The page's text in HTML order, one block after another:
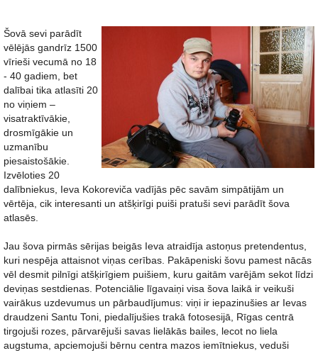
Šovā sevi parādīt
vēlējās gandrīz 1500
vīrieši vecumā no 18
- 40 gadiem, bet
dalībai tika atlasīti 20
no viņiem –
visatraktīvākie,
drosmīgākie un
uzmanību
piesaistošākie.
Izvēloties 20
dalībniekus, Ieva Kokoreviča vadījās pēc savām simpātijām un
vērtēja, cik interesanti un atšķirīgi puiši pratuši sevi parādīt šova
atlasēs.
Jau šova pirmās sērijas beigās Ieva atraidīja astoņus pretendentus,
kuri nespēja attaisnot viņas cerības. Pakāpeniski šovu pamest nācās
vēl desmit pilnīgi atšķirīgiem puišiem, kuru gaitām varējām sekot līdzi
deviņas sestdienas. Potenciālie līgavaiņi visa šova laikā ir veikuši
vairākus uzdevumus un pārbaudījumus: viņi ir iepazinušies ar Ievas
draudzeni Santu Toni, piedalījušies trakā fotosesijā, Rīgas centrā
tirgojuši rozes, pārvarējuši savas lielākās bailes, lecot no liela
augstuma, apciemojuši bērnu centra mazos iemītniekus, veduši